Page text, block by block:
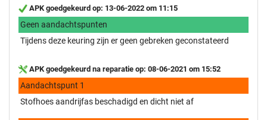
APK goedgekeurd op: 13-06-2022 om 11:15
Geen aandachtspunten
Tijdens deze keuring zijn er geen gebreken geconstateerd
APK goedgekeurd na reparatie op: 08-06-2021 om 15:52
Aandachtspunt 1
Stofhoes aandrijfas beschadigd en dicht niet af